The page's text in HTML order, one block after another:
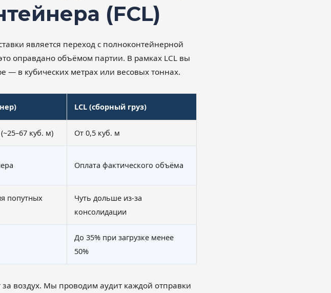
(FCL)
является переход с полноконтейнерной
оправдано объёмом партии. В рамках LCL вы
— в кубических метрах или весовых тоннах.
LCL (сборный груз)
куб. м) От 0,5 куб. м
Оплата фактического объёма
попутных
Чуть дольше из-за
консолидации
До 35% при загрузке менее
50%
за воздух. Мы проводим аудит каждой отправки